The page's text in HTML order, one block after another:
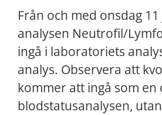
Från och med onsdag
analysen Neutrofil/
ingå i laboratoriets
analys. Observera att
kommer att ingå som en
blodstatusanalysen,